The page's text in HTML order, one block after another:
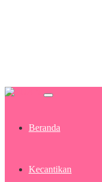
Beranda
Kecantikan